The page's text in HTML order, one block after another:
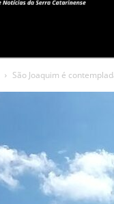
São Joaquim é